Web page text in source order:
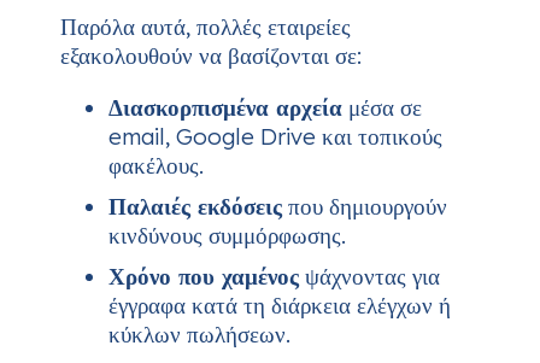
Παρόλα αυτά, πολλές εταιρείες
εξακολουθούν να βασίζονται σε:
Διασκορπισμένα αρχεία μέσα σε
email, Google Drive και τοπικούς
φακέλους.
Παλαιές εκδόσεις που δημιουργούν
κινδύνους συμμόρφωσης.
Χρόνο που χαμένος ψάχνοντας για
έγγραφα κατά τη διάρκεια ελέγχων ή
κύκλων πωλήσεων.